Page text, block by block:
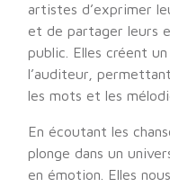
artistes d’exprimer
et de partager leurs
public. Elles créent
l’auditeur,
les mots et les
En écoutant les
plonge dans un
en émotion. Elles